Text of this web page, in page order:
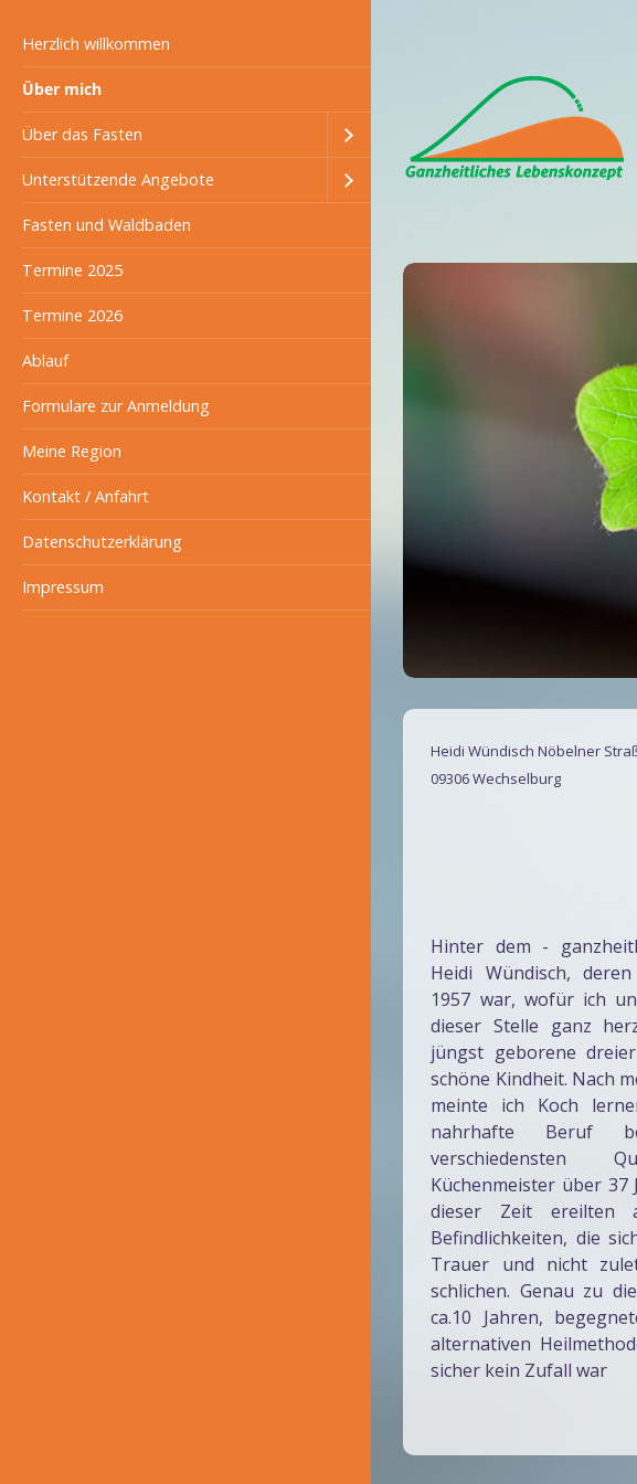
Herzlich willkommen
Über mich
Über das Fasten
Unterstützende Angebote
Fasten und Waldbaden
Termine 2025
Termine 2026
Ablauf
Formulare zur Anmeldung
Meine Region
Kontakt / Anfahrt
Datenschutzerklärung
Impressum
Heidi Wündisch Nöbelner
09306 Wechselburg
Hinter dem -
Heidi Wündisch,
1957 war, wofür ich
dieser Stelle ganz
jüngst geborene
schöne Kindheit. Nach
meinte ich Koch
nahrhafte Beruf
verschiedensten
Küchenmeister über 37
dieser Zeit ereilten
Befindlichkeiten, die
Trauer und nicht
schlichen. Genau zu
ca.10 Jahren,
alternativen
sicher kein Zufall war